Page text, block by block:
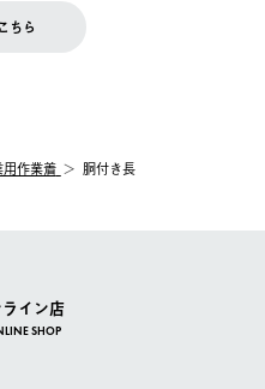
お客様ご負担とさせていただ
ご希望商品を再注文してくだ
マイページ内 購入履歴画面に
ちら
用作業着 胴付き長
イン店
SHOP